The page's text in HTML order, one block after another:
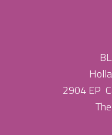
2904 EP